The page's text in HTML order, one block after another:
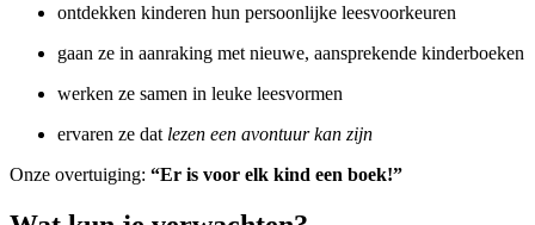
ontdekken kinderen hun persoonlijke leesvoorkeuren
gaan ze in aanraking met nieuwe, aansprekende kinderboeken
werken ze samen in leuke leesvormen
ervaren ze dat lezen een avontuur kan zijn
Onze overtuiging: “Er is voor elk kind een boek!”